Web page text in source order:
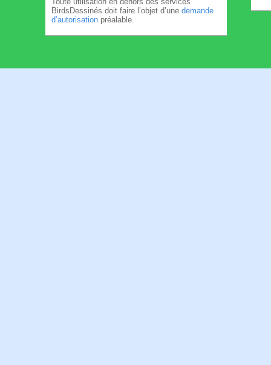
BirdsDessinés doit faire l’objet d’une demande
d’autorisation préalable.